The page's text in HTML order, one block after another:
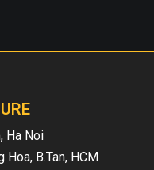
Ha Noi
B.Tan, HCM